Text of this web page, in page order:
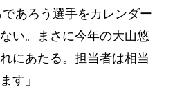
あろう選手をカレンダー
い。まさに今年の大山悠
にあたる。担当者は相当
す」